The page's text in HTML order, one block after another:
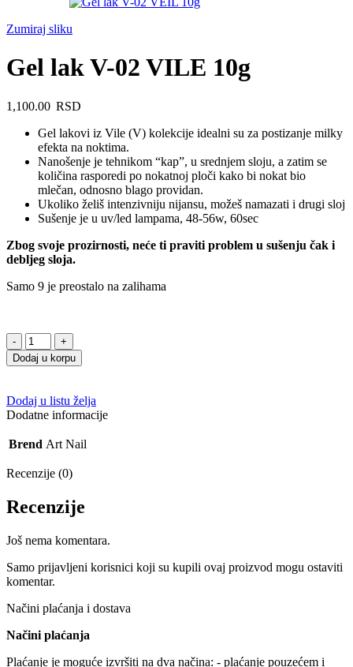
Zumiraj sliku
Gel lak V-02 VILE 10g
1,100.00 RSD
Gel lakovi iz Vile (V) kolekcije idealni su za postizanje milky
efekta na noktima.
Nanošenje je tehnikom “kap”, u srednjem sloju, a zatim se
količina rasporedi po nokatnoj ploči kako bi nokat bio
mlečan, odnosno blago providan.
Ukoliko želiš intenzivniju nijansu, možeš namazati i drugi sloj
Sušenje je u uv/led lampama, 48-56w, 60sec
Zbog svoje prozirnosti, neće ti praviti problem u sušenju čak i
debljeg sloja.
Samo 9 je preostalo na zalihama
Gel
lak
V-
VILE
10g
Dodaj u korpu
Dodaj u listu želja
Dodatne informacije
Brend Art Nail
Recenzije (0)
Recenzije
Još nema komentara.
Samo prijavljeni korisnici koji su kupili ovaj proizvod mogu ostaviti
komentar.
Načini plaćanja i dostava
Načini plaćanja
Plaćanje je moguće izvršiti na dva načina: - plaćanje pouzećem i